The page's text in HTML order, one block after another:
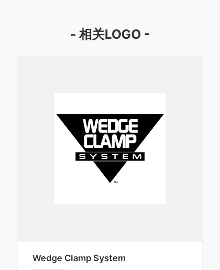
- 相关LOGO -
Wedge Clamp System